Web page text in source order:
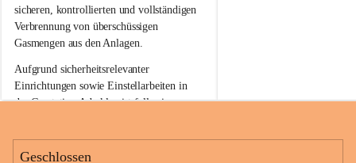
sicheren, kontrollierten und vollständigen
Verbrennung von überschüssigen
Gasmengen aus den Anlagen.
Aufgrund sicherheitsrelevanter
Einrichtungen sowie Einstellarbeiten in
der Gasstation Aderklaa ist fallweise
kommenden Tagen und Wochen wird
Geschlossen